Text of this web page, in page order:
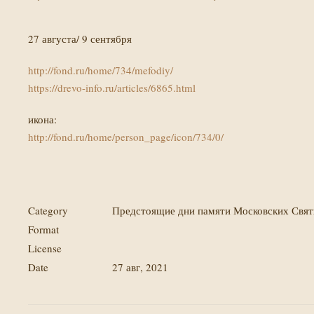
27 августа/ 9 сентября
http://fond.ru/home/734/mefodiy/
https://drevo-info.ru/articles/6865.html
икона:
http://fond.ru/home/person_page/icon/734/0/
Category
Предстоящие дни памяти Московских
Format
License
Date
27 авг, 2021